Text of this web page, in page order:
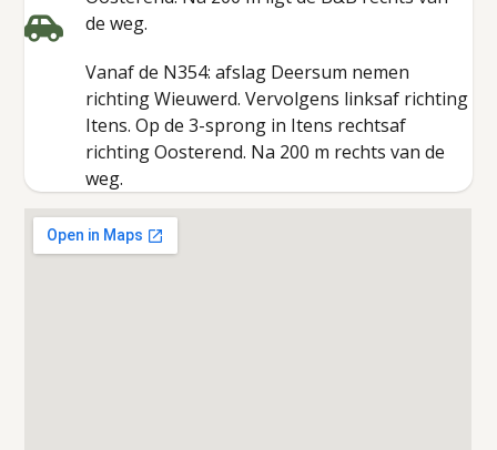
de weg.
Vanaf de N354: afslag Deersum nemen
richting Wieuwerd. Vervolgens linksaf richting
Itens. Op de 3-sprong in Itens rechtsaf
richting Oosterend. Na 200 m rechts van de
weg.